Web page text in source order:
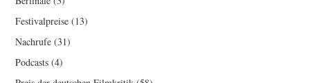
Festivalpreise (13)
Nachrufe (31)
Podcasts (4)